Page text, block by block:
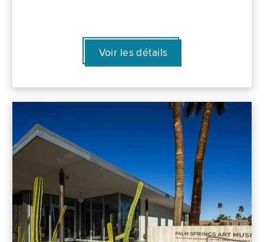
Voir les détails